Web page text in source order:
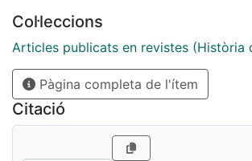
Col·leccions
Articles publicats en revistes (Història
Pàgina completa de l'ítem
Citació